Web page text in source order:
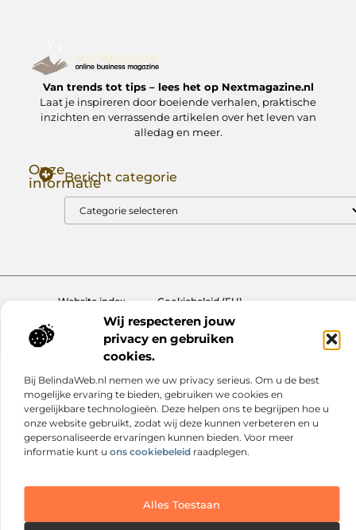
Wij respecteren jouw
privacy en gebruiken
cookies.
Bij BelindaWeb.nl nemen we uw privacy serieus. Om u de best
mogelijke ervaring te bieden, gebruiken we cookies en
vergelijkbare technologieën. Deze helpen ons te begrijpen hoe u
onze website gebruikt, zodat wij deze kunnen verbeteren en u
gepersonaliseerde ervaringen kunnen bieden. Voor meer
informatie kunt u ons cookiebeleid raadplegen.
Alles Toestaan
Van trends tot tips – lees het op Nextmagazine.nl
Laat je inspireren door boeiende verhalen, praktische
inzichten en verrassende artikelen over het leven van
alledag en meer.
Onze
informatieBericht categorie
Website index
Cookiebeleid (EU)
@2025 www.nextmagazine.nl. All Right Reserved.